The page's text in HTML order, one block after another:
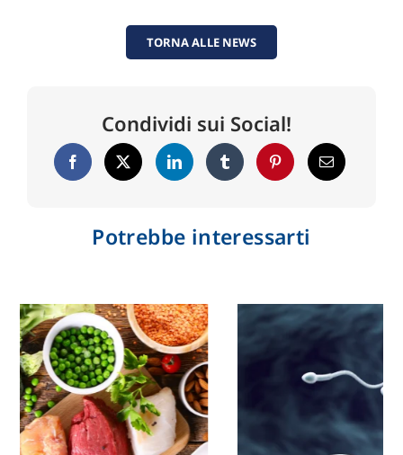
TORNA ALLE NEWS
Condividi sui Social!
Potrebbe interessarti